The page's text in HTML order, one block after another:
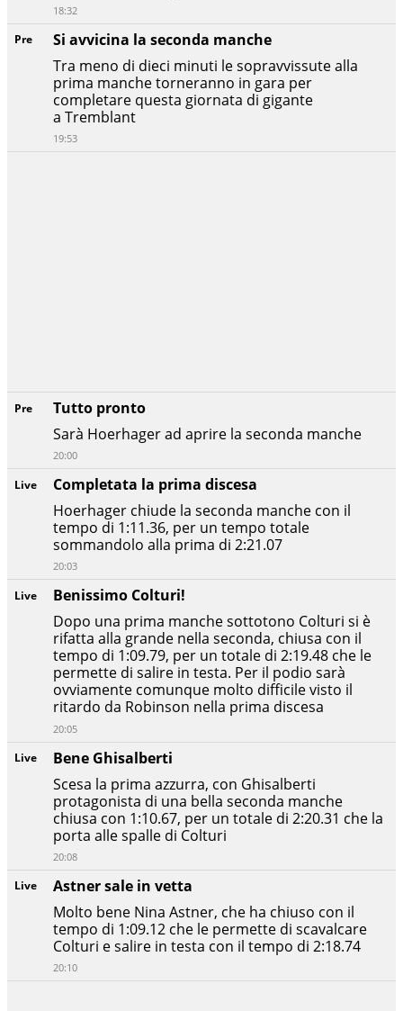
Live
Astner sale in vetta
Molto bene Nina Astner, che ha chiuso con il
tempo di 1:09.12 che le permette di scavalcare
Colturi e salire in testa con il tempo di 2:18.74
20:10
Live
Bene Ghisalberti
Scesa la prima azzurra, con Ghisalberti
protagonista di una bella seconda manche
chiusa con 1:10.67, per un totale di 2:20.31 che la
porta alle spalle di Colturi
20:08
Live
Benissimo Colturi!
Dopo una prima manche sottotono Colturi si è
rifatta alla grande nella seconda, chiusa con il
tempo di 1:09.79, per un totale di 2:19.48 che le
permette di salire in testa. Per il podio sarà
ovviamente comunque molto difficile visto il
ritardo da Robinson nella prima discesa
20:05
Live
Completata la prima discesa
Hoerhager chiude la seconda manche con il
tempo di 1:11.36, per un tempo totale
sommandolo alla prima di 2:21.07
20:03
Pre
Tutto pronto
Sarà Hoerhager ad aprire la seconda manche
20:00
Pre
Si avvicina la seconda manche
Tra meno di dieci minuti le sopravvissute alla
prima manche torneranno in gara per
completare questa giornata di gigante
a Tremblant
19:53
18:32